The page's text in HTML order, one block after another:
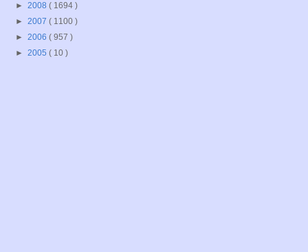
► 2008 ( 1694 )
► 2007 ( 1100 )
► 2006 ( 957 )
► 2005 ( 10 )